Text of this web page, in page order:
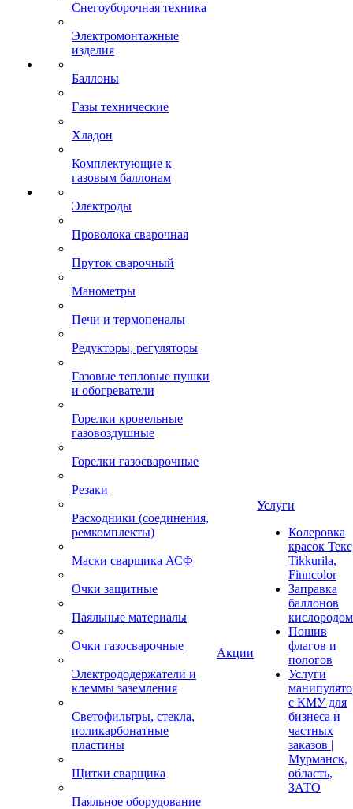
Снегоуборочная техника
Электромонтажные
изделия
Баллоны
Газы технические
Хладон
Комплектующие к
газовым баллонам
Электроды
Проволока сварочная
Пруток сварочный
Манометры
Печи и термопеналы
Редукторы, регуляторы
Газовые тепловые пушки
и обогреватели
Горелки кровельные
газовоздушные
Горелки газосварочные
Резаки
Расходники (соединения,
ремкомплекты)
Маски сварщика АСФ
Очки защитные
Паяльные материалы
Очки газосварочные
Электрододержатели и
клеммы заземления
Светофильтры, стекла,
поликарбонатные
пластины
Щитки сварщика
Паяльное оборудование
Акции
Услуги
Колеровка
красок
Tikkurila,
Finncolor
Заправка
баллонов
кислородом
Пошив
флагов и
пологов
Услуги
с КМУ для
бизнеса и
частных
заказов |
Мурманск,
область,
ЗАТО